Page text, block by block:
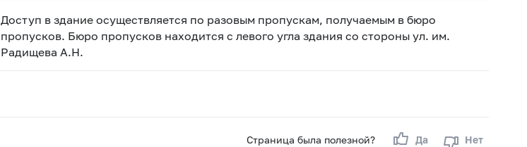
Доступ в здание осуществляется по разовым пропускам, получаемым в бюро
пропусков. Бюро пропусков находится с левого угла здания со стороны ул. им.
Радищева А.Н.
Страница была полезной? Да Нет